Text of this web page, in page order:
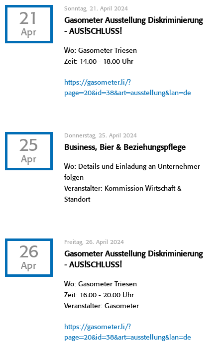
21
Apr
Sonntag, 21. April 2024
Gasometer Ausstellung Diskriminierung
- AUS!SCHLUSS!
Wo: Gasometer Triesen
Zeit: 14.00 - 18.00 Uhr
https://gasometer.li/?
page=20&id=38&art=ausstellung&lan=de
25
Apr
Donnerstag, 25. April 2024
Business, Bier & Beziehungspflege
Wo: Details und Einladung an Unternehmer
folgen
Veranstalter: Kommission Wirtschaft &
Standort
26
Apr
Freitag, 26. April 2024
Gasometer Ausstellung Diskriminierung
- AUS!SCHLUSS!
Wo: Gasometer Triesen
Zeit: 16.00 - 20.00 Uhr
Veranstalter: Gasometer
https://gasometer.li/?
page=20&id=38&art=ausstellung&lan=de